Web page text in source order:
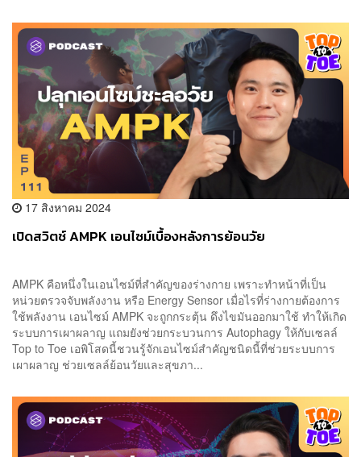
17 สิงหาคม 2024
เปิดสวิตช์ AMPK เอนไซม์เบื้องหลังการย้อนวัย
AMPK คือหนึ่งในเอนไซม์ที่สำคัญของร่างกาย เพราะทำหน้าที่เป็น
หน่วยตรวจจับพลังงาน หรือ Energy Sensor เมื่อไรที่ร่างกายต้องการ
ใช้พลังงาน เอนไซม์ AMPK จะถูกกระตุ้น ดึงไขมันออกมาใช้ ทำให้เกิด
ระบบการเผาผลาญ แถมยังช่วยกระบวนการ Autophagy ให้กับเซลล์
Top to Toe เอพิโสดนี้ชวนรู้จักเอนไซม์สำคัญชนิดนี้ที่ช่วยระบบการ
เผาผลาญ ช่วยเซลล์ย้อนวัยและสุขภา...